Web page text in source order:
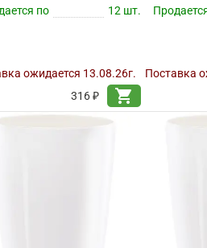
по
12 шт.
ожидается 13.08.26г.
316 ₽
shopping_cart
Поставка